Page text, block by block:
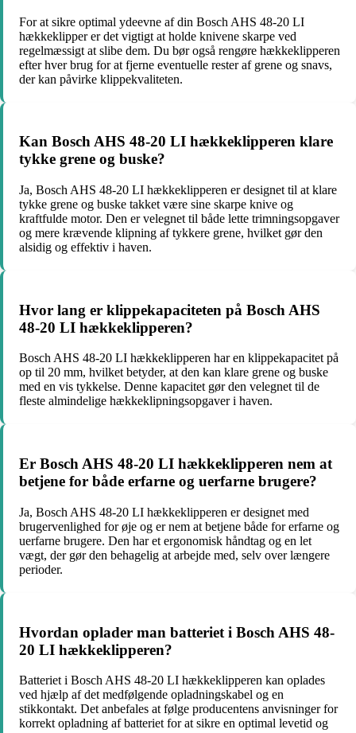
For at sikre optimal ydeevne af din Bosch AHS 48-20 LI
hækkeklipper er det vigtigt at holde knivene skarpe ved
regelmæssigt at slibe dem. Du bør også rengøre hækkeklipperen
efter hver brug for at fjerne eventuelle rester af grene og snavs,
der kan påvirke klippekvaliteten.
Kan Bosch AHS 48-20 LI hækkeklipperen klare
tykke grene og buske?
Ja, Bosch AHS 48-20 LI hækkeklipperen er designet til at klare
tykke grene og buske takket være sine skarpe knive og
kraftfulde motor. Den er velegnet til både lette trimningsopgaver
og mere krævende klipning af tykkere grene, hvilket gør den
alsidig og effektiv i haven.
Hvor lang er klippekapaciteten på Bosch AHS
48-20 LI hækkeklipperen?
Bosch AHS 48-20 LI hækkeklipperen har en klippekapacitet på
op til 20 mm, hvilket betyder, at den kan klare grene og buske
med en vis tykkelse. Denne kapacitet gør den velegnet til de
fleste almindelige hækkeklipningsopgaver i haven.
Er Bosch AHS 48-20 LI hækkeklipperen nem at
betjene for både erfarne og uerfarne brugere?
Ja, Bosch AHS 48-20 LI hækkeklipperen er designet med
brugervenlighed for øje og er nem at betjene både for erfarne og
uerfarne brugere. Den har et ergonomisk håndtag og en let
vægt, der gør den behagelig at arbejde med, selv over længere
perioder.
Hvordan oplader man batteriet i Bosch AHS 48-
20 LI hækkeklipperen?
Batteriet i Bosch AHS 48-20 LI hækkeklipperen kan oplades
ved hjælp af det medfølgende opladningskabel og en
stikkontakt. Det anbefales at følge producentens anvisninger for
korrekt opladning af batteriet for at sikre en optimal levetid og